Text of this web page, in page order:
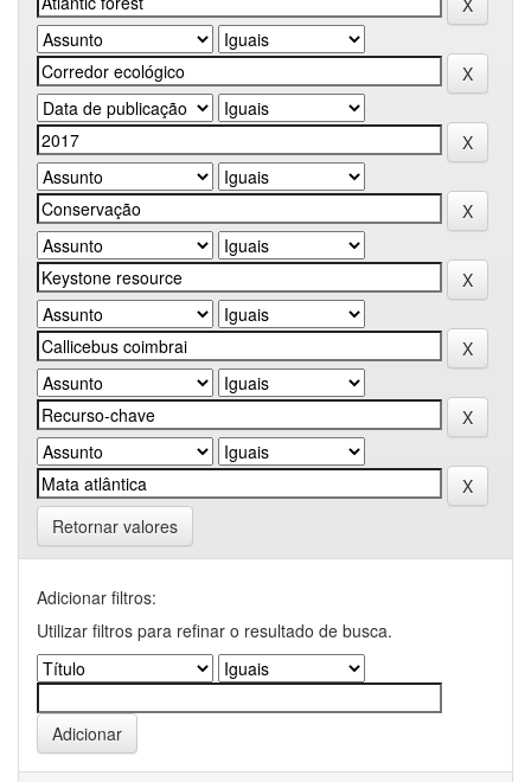
Retornar valores
Adicionar filtros:
Utilizar filtros para refinar o resultado de busca.